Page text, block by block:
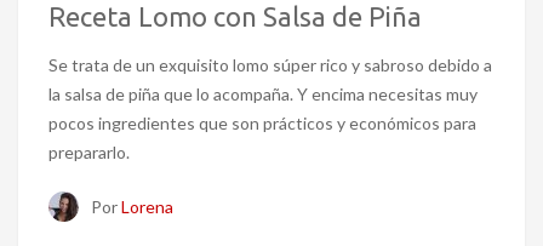
Receta Lomo con Salsa de Piña
Se trata de un exquisito lomo súper rico y sabroso debido a
la salsa de piña que lo acompaña. Y encima necesitas muy
pocos ingredientes que son prácticos y económicos para
prepararlo.
PorLorena